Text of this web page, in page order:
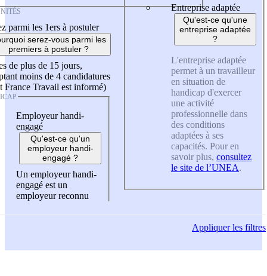
parmi les 1ers à postuler
serez-vous parmi les
premiers à postuler ?
de plus de 15 jours,
moins de 4 candidatures
France Travail est informé)
Employeur handi-
engagé
Qu'est-ce qu'un
employeur handi-
engagé ?
Un employeur handi-
engagé est un
employeur reconnu
Entreprise adaptée
Qu'est-ce qu'une
entreprise adaptée
?
L'entreprise adaptée
permet à un travailleur
en situation de
handicap d'exercer
une activité
professionnelle dans
des conditions
adaptées à ses
capacités. Pour en
savoir plus, consultez
le site de l’UNEA.
Appliquerles filtres